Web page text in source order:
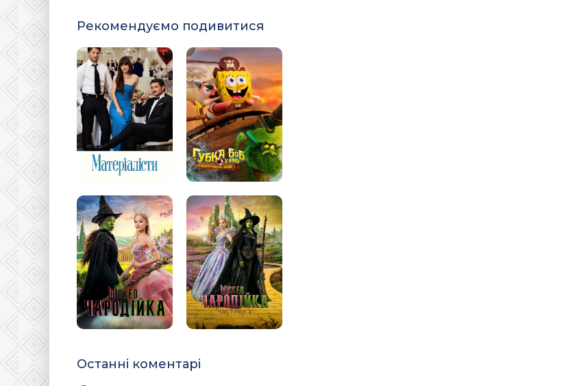
Рекомендуємо подивитися
Останні коментарі